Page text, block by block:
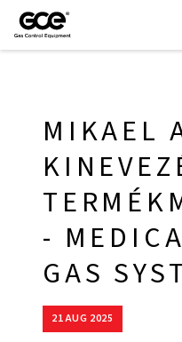
MIKAEL
-
GAS
21 AUG 2025